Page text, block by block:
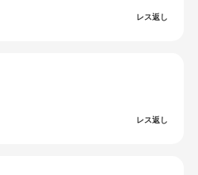
レス返し
レス返し